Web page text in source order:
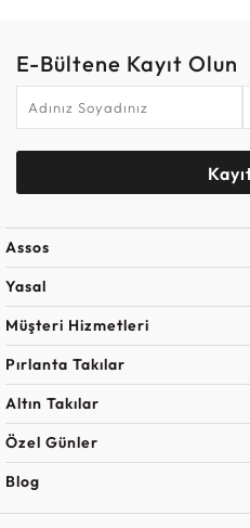
E-Bültene Kayıt Olun
Assos
Yasal
Müşteri Hizmetleri
Pırlanta Takılar
Altın Takılar
Özel Günler
Blog